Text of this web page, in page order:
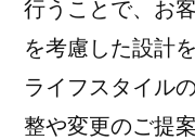
行うことで、お
を考慮した設計
ライフスタイル
整や変更のご提